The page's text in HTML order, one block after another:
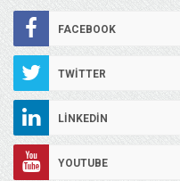
FACEBOOK
TWITTER
LINKEDIN
YOUTUBE